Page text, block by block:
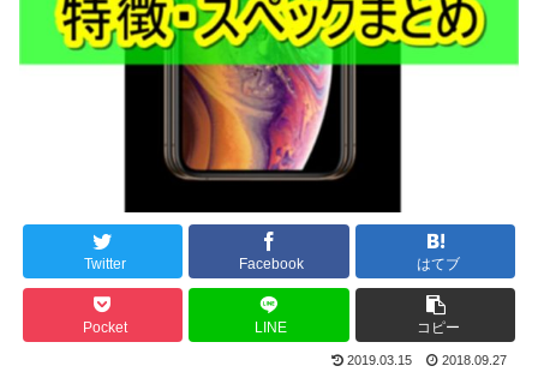
Twitter Facebook はてブ
Pocket LINE コピー
2019.03.15 2018.09.27